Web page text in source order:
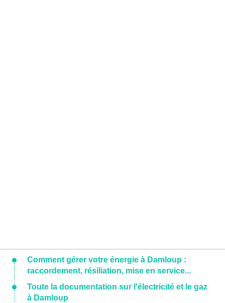
Comment gérer votre énergie à Damloup :
raccordement, résiliation, mise en service...
Toute la documentation sur l'électricité et le gaz
à Damloup